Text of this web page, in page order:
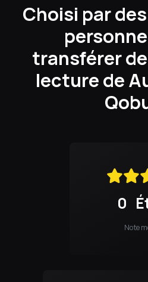
Choisi par
transférer
lecture de
0
Note